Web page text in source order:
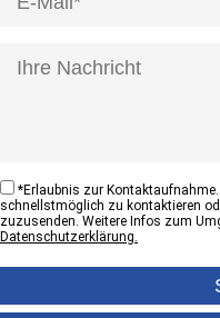
*Erlaubnis zur
schnellstmöglich zu kontaktieren
zuzusenden. Weitere Infos zum
Datenschutzerklärung.